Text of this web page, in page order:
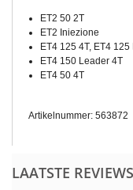
ET2 50 2T
ET2 Iniezione
ET4 125 4T, ET4
ET4 150 Leader 4T
ET4 50 4T
Artikelnummer: 563872
LAATSTE REVIEWS